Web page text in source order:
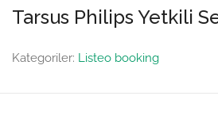
Tarsus Philips Yetkili
Kategoriler: Listeo booking